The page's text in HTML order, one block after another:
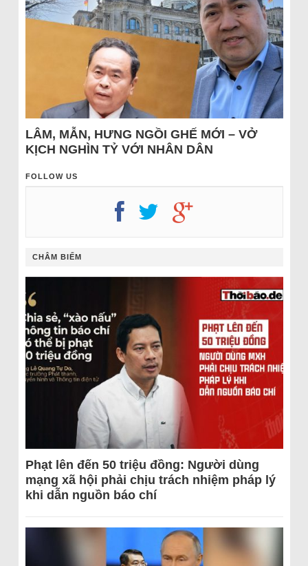
LÂM, MẪN, HƯNG NGỒI GHẾ MỚI – VỞ
KỊCH NGHÌN TỶ VỚI NHÂN DÂN
FOLLOW US
CHÂM BIẾM
Phạt lên đến 50 triệu đồng: Người dùng
mạng xã hội phải chịu trách nhiệm pháp lý
khi dẫn nguồn báo chí